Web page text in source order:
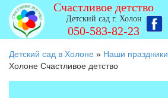
Счастливое детство
Детский сад г. Холон
050-583-82-23
Детский сад в Холоне » Наши праздники
Холоне Счастливое детство